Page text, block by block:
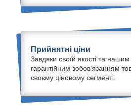
Прийнятні ціни
Завдяки своїй якості та
гарантійним зобов'язанням
своєму ціновому сегменті.